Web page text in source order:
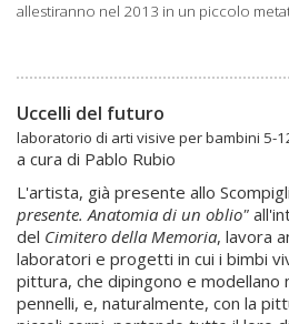
allestiranno nel 2013 in un piccolo
Uccelli del futuro
laboratorio di arti visive per bambini 5-
a cura di Pablo Rubio
L'artista, già presente allo
presente. Anatomia di un oblio"
del Cimitero della Memoria, lavora
laboratori e progetti in cui i bimbi
pittura, che dipingono e modellano
pennelli, e, naturalmente, con la